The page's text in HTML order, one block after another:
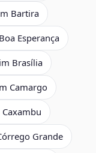
Bartira
Esperança
Brasília
Camargo
Caxambu
Grande